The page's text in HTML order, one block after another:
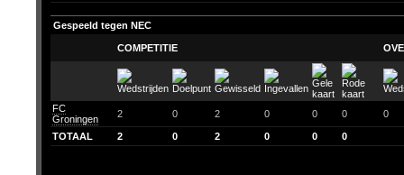
Gespeeld tegen NEC
COMPETITIE
FC
Groningen
2 0 2 0 0 0 0
TOTAAL 2 0 2 0 0 0